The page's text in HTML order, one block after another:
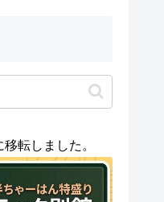
転しました。